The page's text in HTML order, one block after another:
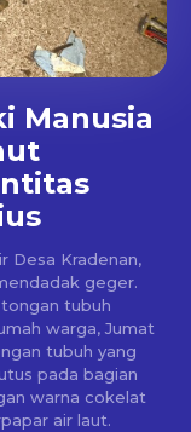
Manusia
Desa Kradenan,
geger.
tubuh
warga, Jumat
pada bagian
warna cokelat
air laut.